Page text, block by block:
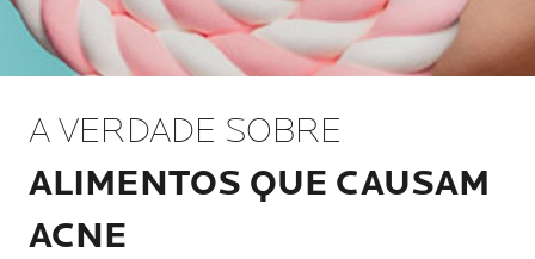
A VERDADE SOBRE
ALIMENTOS QUE CAUSAM
ACNE